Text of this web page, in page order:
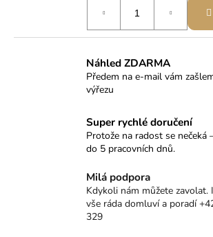
Náhled ZDARMA
Předem na e-mail vám
výřezu
Super rychlé doručení
Protože na radost se nečeká
do 5 pracovních dnů.
Milá podpora
Kdykoli nám můžete zavolat.
vše ráda domluví a poradí
329